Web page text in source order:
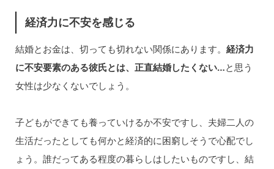
経済力に不安を感じる
結婚とお金は、切っても切れない関係にあります。 経済力
に不安要素のある彼氏とは、正直結婚したくない…と思う
女性は少なくないでしょう。
子どもができても養っていけるか不安ですし、夫婦二人の
生活だったとしても何かと経済的に困窮しそうで心配でし
ょう。誰だってある程度の暮らしはしたいものですし、結